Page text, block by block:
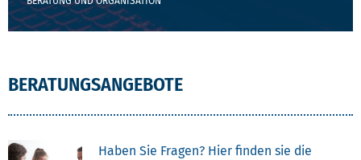
BERATUNGSANGEBOTE
Haben Sie Fragen? Hier finden sie die